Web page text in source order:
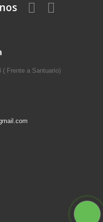
( Frente a Santuario)